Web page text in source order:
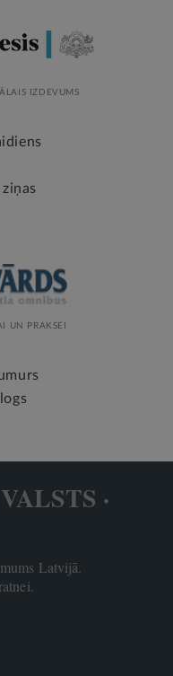
IZDEVUMS
UN PRAKSEI
·
Latvijā.